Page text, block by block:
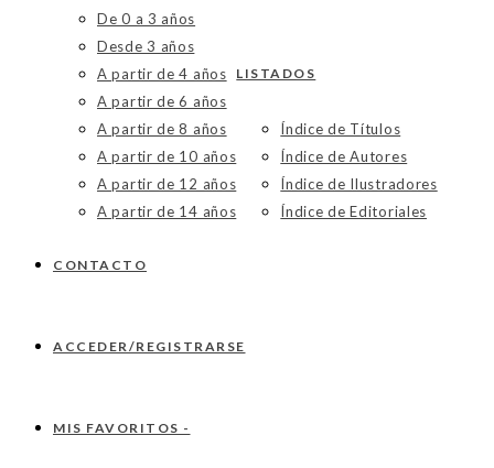
De 0 a 3 años
Desde 3 años
A partir de 4 años
A partir de 6 años
A partir de 8 años
A partir de 10 años
A partir de 12 años
A partir de 14 años
LISTADOS
Índice de Títulos
Índice de Autores
Índice de Ilustradores
Índice de Editoriales
CONTACTO
ACCEDER/REGISTRARSE
MIS FAVORITOS -